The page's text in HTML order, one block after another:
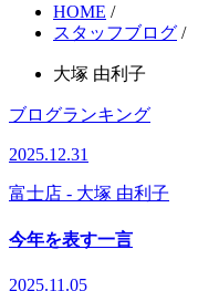
HOME /
スタッフブログ /
大塚 由利子
ブログランキング
2025.12.31
富士店 - 大塚 由利子
今年を表す一言
2025.11.05